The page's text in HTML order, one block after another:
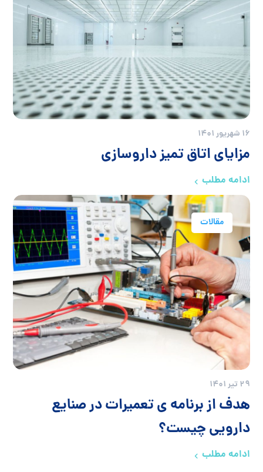
16 شهریور 1401
مزایای اتاق تمیز داروسازی
ادامه مطلب
مقالات
29 تیر 1401
هدف از برنامه ی تعمیرات در صنایع
دارویی چیست؟
ادامه مطلب